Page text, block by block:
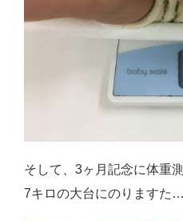
そして、3ヶ月記念に体重測
7キロの大台にのりますた…